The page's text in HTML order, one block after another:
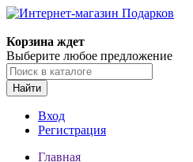
Корзина ждет
Выберите любое предложение
Найти
Вход
Регистрация
Главная